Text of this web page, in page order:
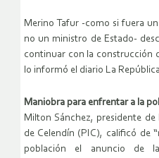
Merino Tafur -como si fuera
no un ministro de Estado-
continuar con la construcción
lo informó el diario La
Maniobra para enfrentar a la
Milton Sánchez, presidente
de Celendín (PIC), calificó de
población el anuncio de